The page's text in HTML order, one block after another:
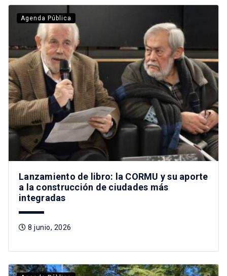
Agenda Pública
Lanzamiento de libro: la CORMU y su aporte
a la construcción de ciudades más
integradas
8 junio, 2026